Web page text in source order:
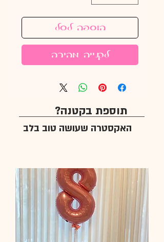
הוספה לסל
לקנייה מהירה
תוספת בקטנה?
האקסטרה שעושה טוב בלב